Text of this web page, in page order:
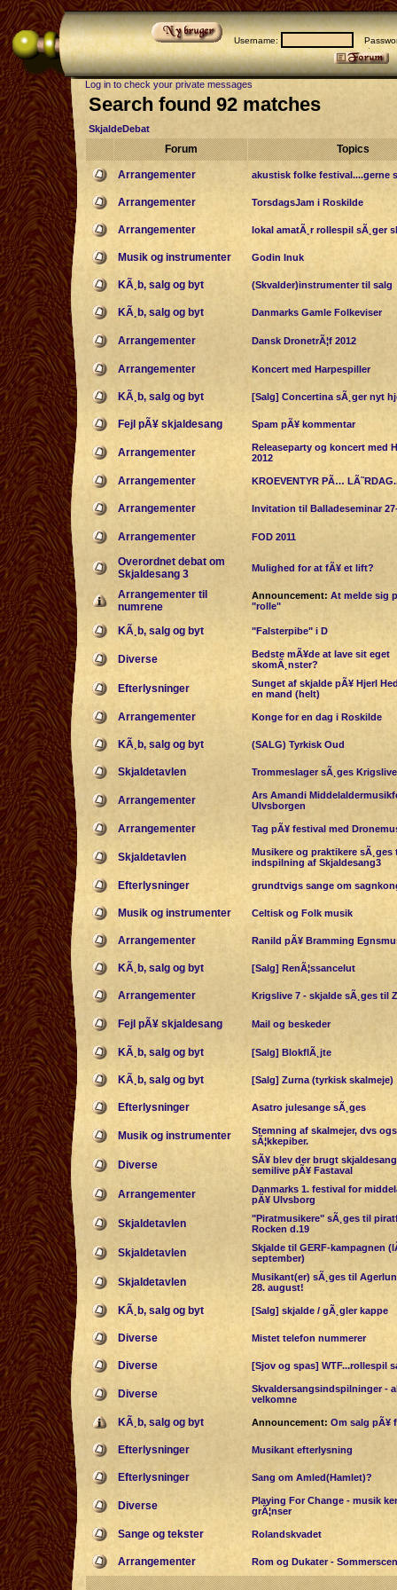
Username:
Log in to check your private messages
Search found 92 matches
SkjaldeDebat
Forum Topics
Arrangementer akustisk folke festival....gerne
Arrangementer TorsdagsJam i Roskilde
Arrangementer lokal amatÃ¸r rollespil sÃ¸ger
Musik og instrumenter Godin Inuk
KÃ¸b, salg og byt (Skvalder)instrumenter til salg
KÃ¸b, salg og byt Danmarks Gamle Folkeviser
Arrangementer Dansk DronetrÃ¦f 2012
Arrangementer Koncert med Harpespiller
KÃ¸b, salg og byt [Salg] Concertina sÃ¸ger nyt
Fejl pÃ¥ skjaldesang Spam pÃ¥ kommentar
Arrangementer
Releaseparty og koncert med
2012
Arrangementer KROEVENTYR PÃ…
Arrangementer Invitation til Balladeseminar
Arrangementer FOD 2011
Overordnet debat om
Skjaldesang 3
Mulighed for at fÃ¥ et lift?
Arrangementer til
numrene
Announcement: At melde sig
"rolle"
KÃ¸b, salg og byt "Falsterpibe" i D
Diverse
Bedste mÃ¥de at lave sit eget
skomÃ¸nster?
Efterlysninger
Sunget af skjalde pÃ¥ Hjerl
en mand (helt)
Arrangementer Konge for en dag i Roskilde
KÃ¸b, salg og byt (SALG) Tyrkisk Oud
Skjaldetavlen Trommeslager sÃ¸ges
Arrangementer
Ars Amandi
Ulvsborgen
Arrangementer Tag pÃ¥ festival med
Skjaldetavlen
Musikere og praktikere sÃ¸ges
indspilning af Skjaldesang3
Efterlysninger grundtvigs sange om
Musik og instrumenter Celtisk og Folk musik
Arrangementer Ranild pÃ¥ Bramming
KÃ¸b, salg og byt [Salg] RenÃ¦ssancelut
Arrangementer Krigslive 7 - skjalde sÃ¸ges til
Fejl pÃ¥ skjaldesang Mail og beskeder
KÃ¸b, salg og byt [Salg] BlokflÃ¸jte
KÃ¸b, salg og byt [Salg] Zurna (tyrkisk skalmeje)
Efterlysninger Asatro julesange sÃ¸ges
Musik og instrumenter
Stemning af skalmejer, dvs
sÃ¦kkepiber.
Diverse
SÃ¥ blev der brugt
semilive pÃ¥ Fastaval
Arrangementer
Danmarks 1. festival for
pÃ¥ Ulvsborg
Skjaldetavlen
"Piratmusikere" sÃ¸ges til
Rocken d.19
Skjaldetavlen
Skjalde til GERF-kampagnen
september)
Skjaldetavlen
Musikant(er) sÃ¸ges til
28. august!
KÃ¸b, salg og byt [Salg] skjalde / gÃ¸gler kappe
Diverse Mistet telefon nummerer
Diverse [Sjov og spas] WTF...rollespil
Diverse
Skvaldersangsindspilninger -
velkomne
KÃ¸b, salg og byt Announcement: Om salg pÃ¥
Efterlysninger Musikant efterlysning
Efterlysninger Sang om Amled(Hamlet)?
Diverse
Playing For Change - musik
grÃ¦nser
Sange og tekster Rolandskvadet
Arrangementer Rom og Dukater -